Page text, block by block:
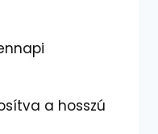
a hosszú